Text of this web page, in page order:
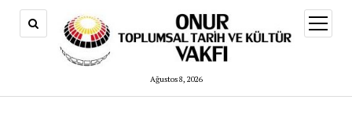
Ağustos 8, 2026
aç